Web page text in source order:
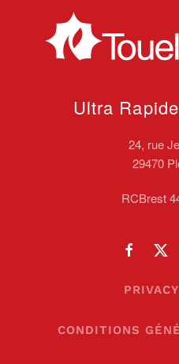
Ultra
24, rue
29470
RCBrest
CONDITIONS